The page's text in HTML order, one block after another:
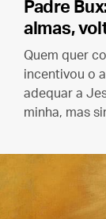
Padre
almas,
Quem quer
incentivou o
adequar a
minha, mas